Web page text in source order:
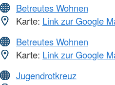
Betreutes Wohnen
Karte: Link zur Google
Betreutes Wohnen
Karte: Link zur Google
Jugendrotkreuz